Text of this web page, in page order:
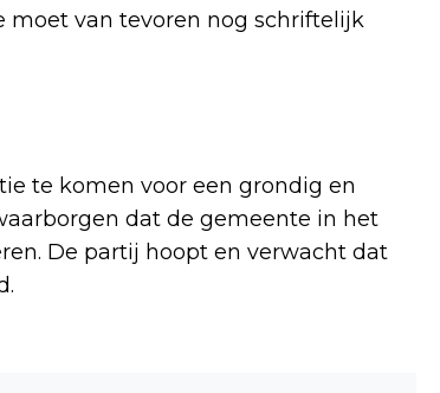
moet van tevoren nog schriftelijk
te komen voor een grondig en
dat de gemeente in het
De partij hoopt en verwacht dat